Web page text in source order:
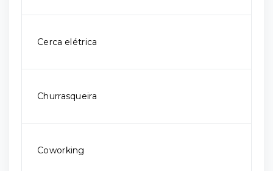
Cerca elétrica
Churrasqueira
Coworking